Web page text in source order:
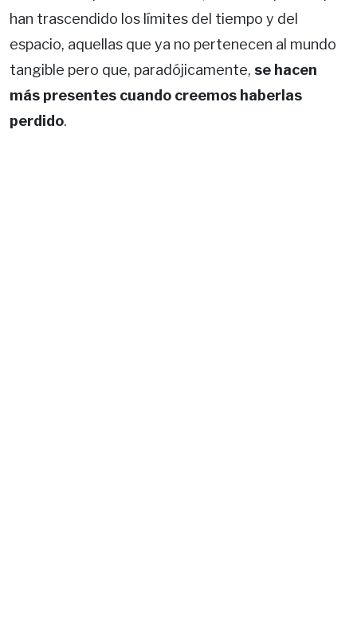
han trascendido los límites del tiempo y del
espacio, aquellas que ya no pertenecen al mundo
tangible pero que, paradójicamente, se hacen
más presentes cuando creemos haberlas
perdido.